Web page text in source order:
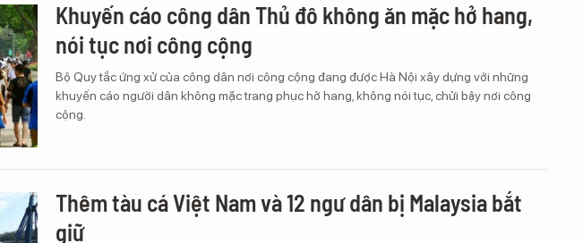
Khuyến cáo công dân Thủ đô không ăn mặc hở hang,
nói tục nơi công cộng
Bộ Quy tắc ứng xử của công dân nơi công cộng đang được Hà Nội xây dựng với những
khuyến cáo người dân không mặc trang phục hở hang, không nói tục, chửi bậy nơi công
cộng.
Thêm tàu cá Việt Nam và 12 ngư dân bị Malaysia bắt
giữ